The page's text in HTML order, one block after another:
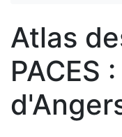
Atlas
PACES